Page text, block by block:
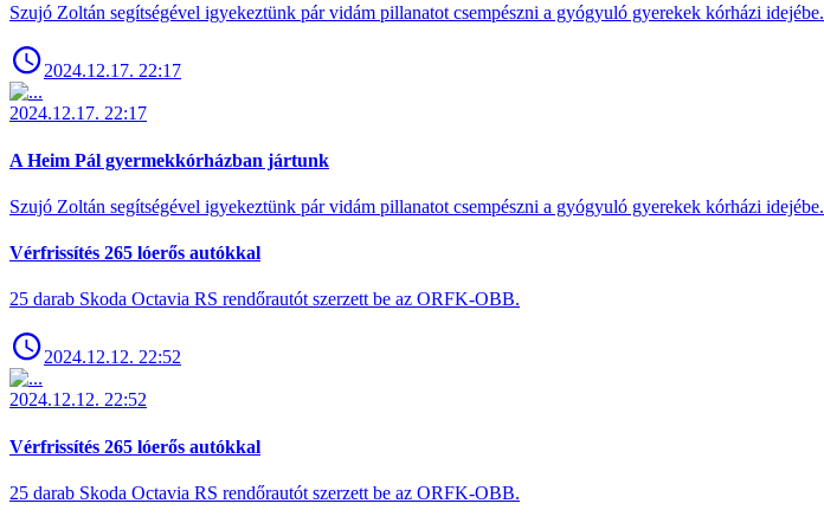
Szujó Zoltán segítségével igyekeztünk pár vidám pillanatot csempészni a gyógyuló gyerekek kórházi idejébe.
2024.12.17. 22:17
2024.12.17. 22:17
A Heim Pál gyermekkórházban jártunk
Szujó Zoltán segítségével igyekeztünk pár vidám pillanatot csempészni a gyógyuló gyerekek kórházi idejébe.
Vérfrissítés 265 lóerős autókkal
25 darab Skoda Octavia RS rendőrautót szerzett be az ORFK-OBB.
2024.12.12. 22:52
2024.12.12. 22:52
Vérfrissítés 265 lóerős autókkal
25 darab Skoda Octavia RS rendőrautót szerzett be az ORFK-OBB.